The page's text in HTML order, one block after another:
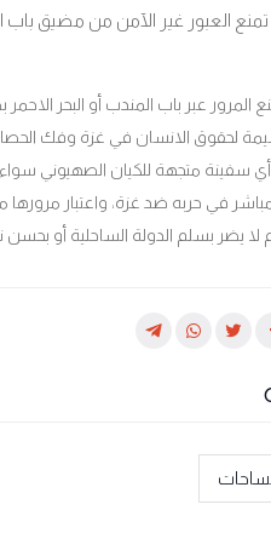
تمنع العبور غير الآمن من مضيق
المرور عبر باب المندب أو البحر
لحقوق الانسان في غزة وفك
سفينة متجهة للكيان الصهيوني
لا يضر بسلم الدولة الساحلية أو بحسن